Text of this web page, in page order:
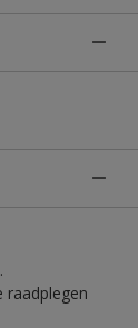
raadplegen